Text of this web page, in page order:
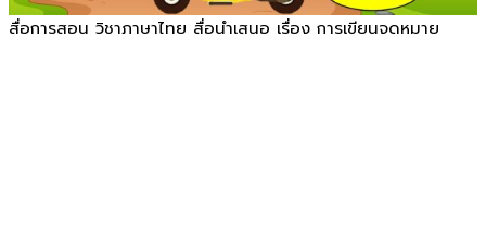
สื่อการสอน วิชาภาษาไทย สื่อนำเสนอ เรื่อง การเขียนจดหมาย